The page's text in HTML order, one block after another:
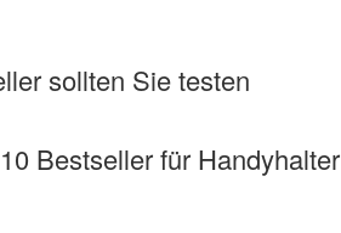
sollten Sie testen
Bestseller für Handyhalter